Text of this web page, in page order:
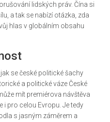
lidských práv. Čína si
a tak se nabízí otázka, zda
hlas v globálním obsahu
se české politické šachy
a politické váze České
mít premiérova návštěva
i pro celou Evropu. Je tedy
s jasným záměrem a